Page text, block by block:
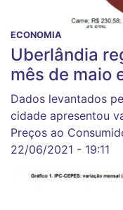
ECONOMIA
Uberlândia
mês de maio
Dados levantados
cidade apresentou
Preços ao
22/06/2021 - 19:11